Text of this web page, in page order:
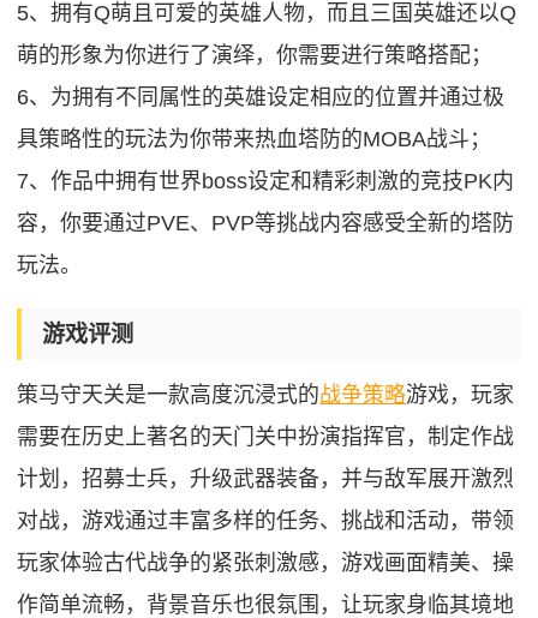
5、拥有Q萌且可爱的英雄人物，而且三国英雄还以Q
萌的形象为你进行了演绎，你需要进行策略搭配；
6、为拥有不同属性的英雄设定相应的位置并通过极
具策略性的玩法为你带来热血塔防的MOBA战斗；
7、作品中拥有世界boss设定和精彩刺激的竞技PK内
容，你要通过PVE、PVP等挑战内容感受全新的塔防
玩法。
游戏评测
策马守天关是一款高度沉浸式的战争策略游戏，玩家
需要在历史上著名的天门关中扮演指挥官，制定作战
计划，招募士兵，升级武器装备，并与敌军展开激烈
对战，游戏通过丰富多样的任务、挑战和活动，带领
玩家体验古代战争的紧张刺激感，游戏画面精美、操
作简单流畅，背景音乐也很氛围，让玩家身临其境地